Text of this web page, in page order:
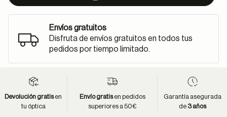
Envíos gratuitos
Disfruta de envíos gratuitos en todos tus
pedidos por tiempo limitado.
Devolución gratisen
tu óptica
Envío gratisen pedidos
superiores a 50€
Garantía asegurada
de 3 años